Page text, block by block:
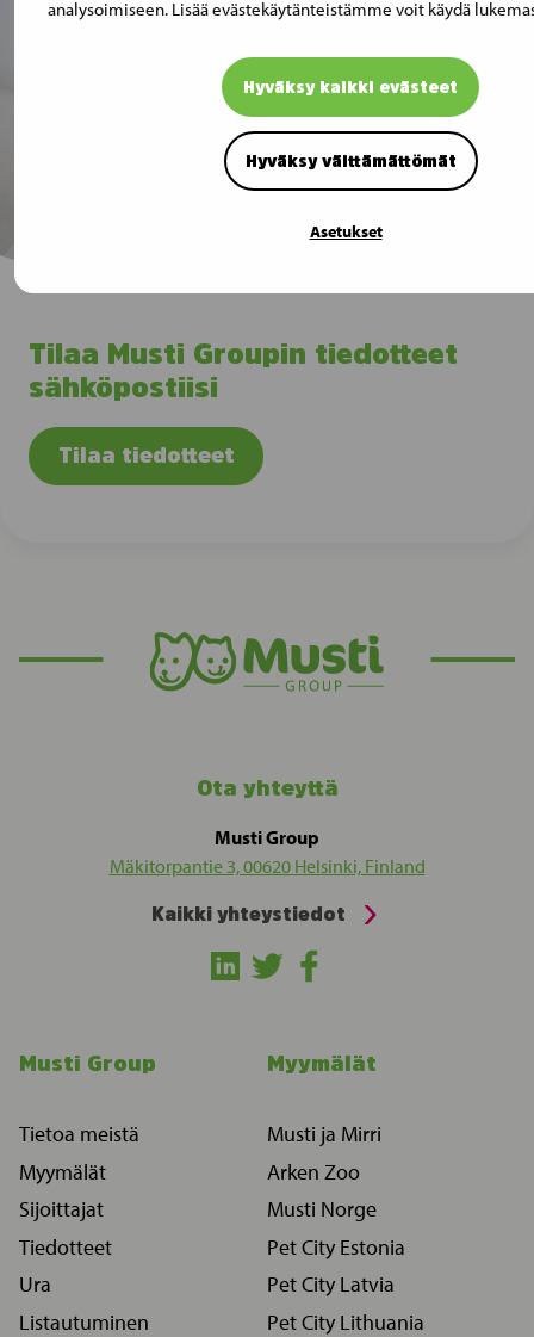
analysoimiseen. Lisää evästekäytänteistämme voit käydä
Hyväksy kaikki evästeet
Hyväksy välttämättömät
Asetukset
Tilaa Musti Groupin tiedotteet
sähköpostiisi
Tilaa tiedotteet
Ota yhteyttä
Musti Group
Mäkitorpantie 3, 00620 Helsinki, Finland
Kaikki yhteystiedot
Musti Group
Tietoa meistä
Myymälät
Sijoittajat
Tiedotteet
Ura
Listautuminen
Myymälät
Musti ja Mirri
Arken Zoo
Musti Norge
Pet City Estonia
Pet City Latvia
Pet City Lithuania